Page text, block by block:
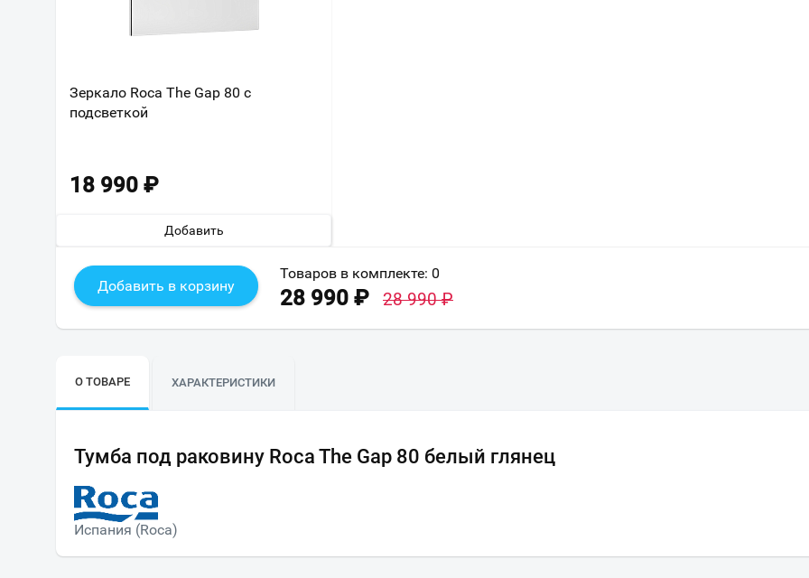
Зеркало Roca The Gap 80 с
подсветкой
18 990 ₽
Добавить
Добавить в корзину
Товаров в комплекте: 0
28 990 ₽ 28 990₽
О ТОВАРЕ ХАРАКТЕРИСТИКИ
Тумба под раковину Roca The Gap 80 белый глянец
Испания (Roca)